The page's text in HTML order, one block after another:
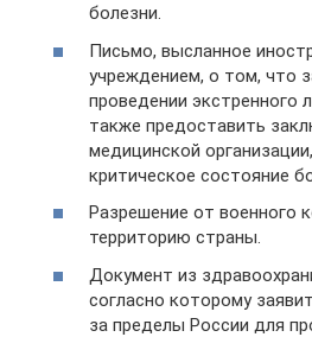
болезни.
Письмо, высланное
учреждением, о том, что
проведении экстренного
также предоставить
медицинской
критическое состояние
Разрешение от военного
территорию страны.
Документ из
согласно которому
за пределы России для